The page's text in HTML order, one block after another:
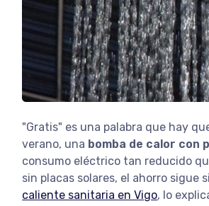
"Gratis" es una palabra que hay
verano, una bomba de calor con
consumo eléctrico tan reducido
sin placas solares, el ahorro sigue
caliente sanitaria en Vigo, lo